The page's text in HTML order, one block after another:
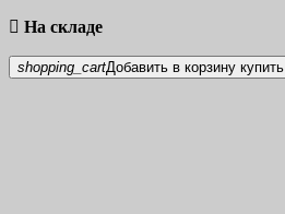
 На складе
shopping_cartДобавить в корзину купить